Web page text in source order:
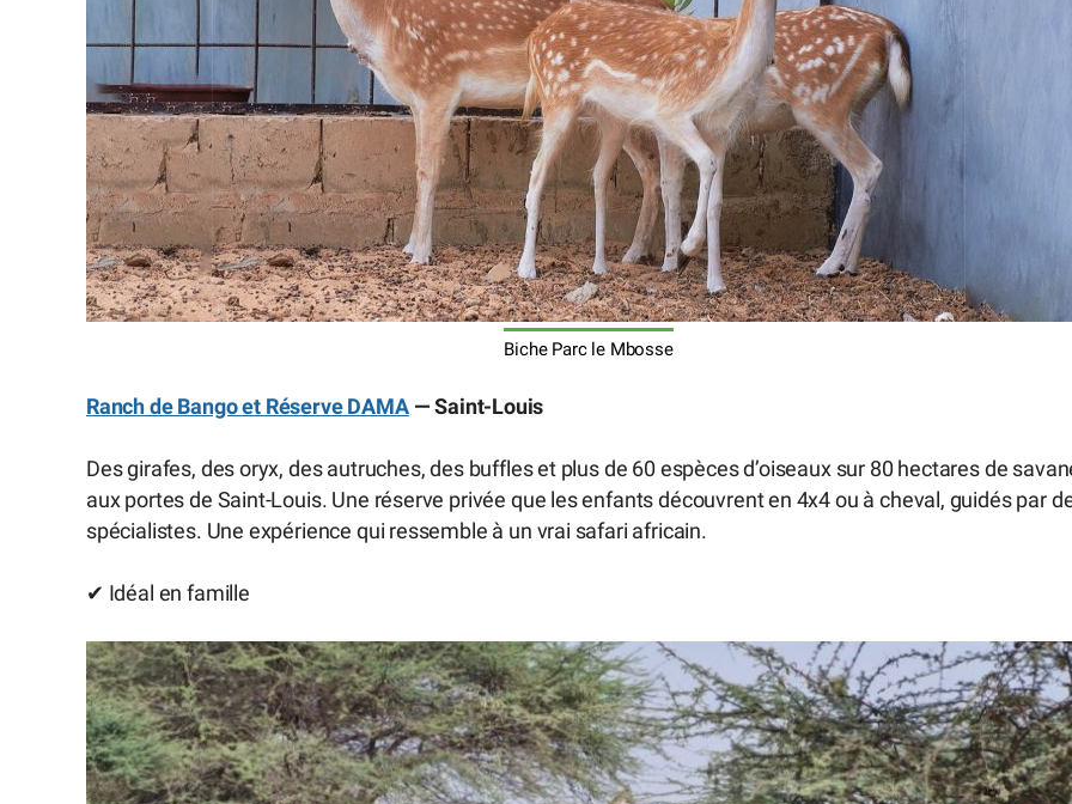
Biche Parc le Mbosse
Ranch de Bango et Réserve DAMA— Saint-Louis
Des girafes, des oryx, des autruches, des buffles et plus de 60 espèces d’oiseaux sur 80 hectares de
aux portes de Saint-Louis. Une réserve privée que les enfants découvrent en 4x4 ou à cheval, guidés par
spécialistes. Une expérience qui ressemble à un vrai safari africain.
✔ Idéal en famille